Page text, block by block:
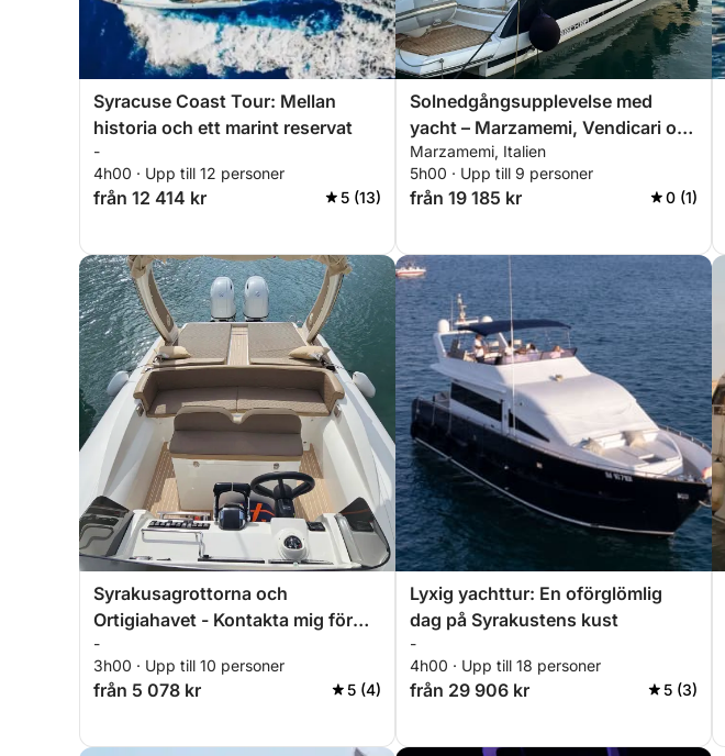
Syracuse Coast Tour: Mellan
historia och ett marint reservat
-
4h00 · Upp till 12 personer
från 12 414 kr 5 (13)
Solnedgångsupplevelse med
yacht – Marzamemi, Vendicari och
solnedgång över det sicilianska
havet
Marzamemi, Italien
5h00 · Upp till 9 personer
från 19 185 kr 0 (1)
Syrakusagrottorna och
Ortigiahavet - Kontakta mig för
information och erbjudanden
-
3h00 · Upp till 10 personer
från 5 078 kr 5 (4)
Lyxig yachttur: En oförglömlig
dag på Syrakustens kust
-
4h00 · Upp till 18 personer
från 29 906 kr 5 (3)